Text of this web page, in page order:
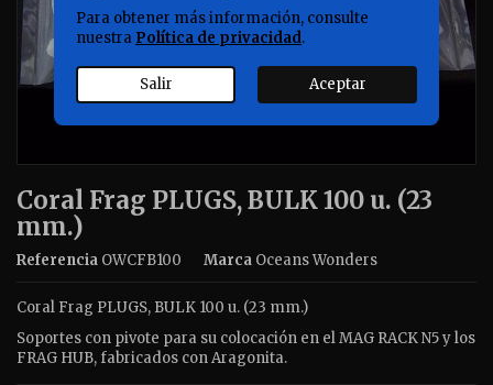
Coral Frag PLUGS, BULK 100 u. (23
mm.)
Referencia OWCFB100 Marca Oceans Wonders
Coral Frag PLUGS, BULK 100 u. (23 mm.)
Soportes con pivote para su colocación en el MAG RACK N5 y los
FRAG HUB, fabricados con Aragonita.
Para obtener más información, consulte
nuestra Política de privacidad.
Salir Aceptar